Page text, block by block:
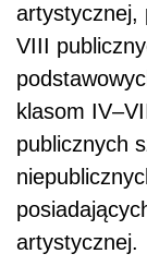
artystycznej,
VIII
klasom
publicznych
artystycznej.